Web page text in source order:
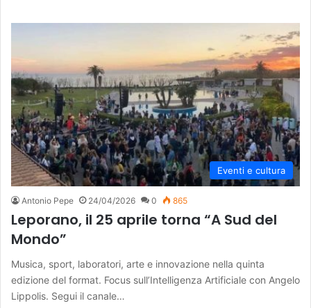
Eventi e cultura
Antonio Pepe 24/04/2026 0 865
Leporano, il 25 aprile torna “A Sud del
Mondo”
Musica, sport, laboratori, arte e innovazione nella quinta
edizione del format. Focus sull’Intelligenza Artificiale con Angelo
Lippolis. Segui il canale…